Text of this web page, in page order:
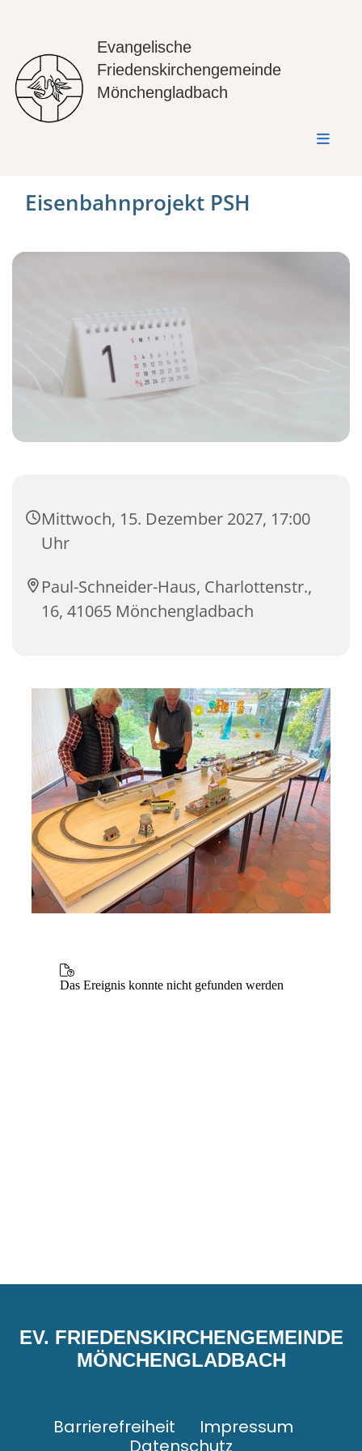
Evangelische
Friedenskirchengemeinde
Mönchengladbach
Eisenbahnprojekt PSH
Mittwoch, 15. Dezember 2027, 17:00
Uhr
Paul-Schneider-Haus, Charlottenstr.,
16, 41065 Mönchengladbach
EV. FRIEDENSKIRCHENGEMEINDE
MÖNCHENGLADBACH
Barrierefreiheit
Impressum
Datenschutz